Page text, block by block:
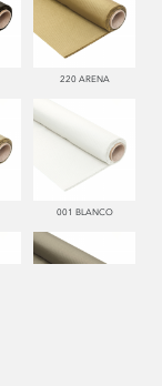
220 ARENA
001 BLANCO